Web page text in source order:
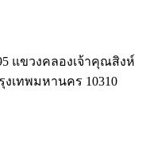
แขวงคลองเจ้าคุณสิงห์
งเทพมหานคร 10310